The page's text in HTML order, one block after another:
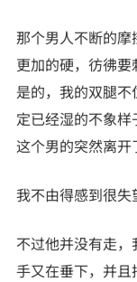
那个男人不断的
更加的硬，彷彿要
是的，我的双腿
定已经湿的不象
这个男的突然离开
我不由得感到很失
不过他并没有走
手又在垂下，并